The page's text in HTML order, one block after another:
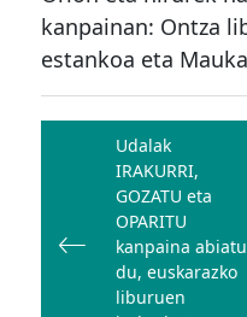
kanpainan: Ontza
estankoa eta
Bidalketetan
zehar
nabigatu
Udalak
IRAKURRI,
GOZATU eta
OPARITU
kanpaina abiatu
du, euskarazko
liburuen